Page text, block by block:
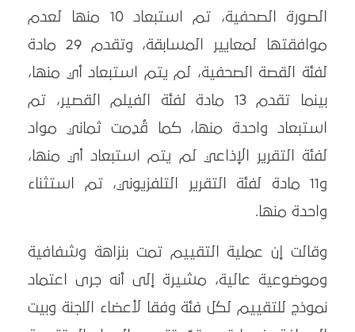
الصورة الصحفية، تم استبعاد 10 منها لعدم
موافقتها لمعايير المسابقة، وتقدم 29 مادة
لفئة القصة الصحفية، لم يتم استبعاد أي منها،
بينما تقدم 13 مادة لفئة الفيلم القصير، تم
استبعاد واحدة منها، كما قُدِمت ثماني مواد
لفئة التقرير الإذاعي لم يتم استبعاد أي منها،
و11 مادة لفئة التقرير التلفزيوني، تم استثناء
واحدة منها.
وقالت إن عملية التقييم تمت بنزاهة وشفافية
وموضوعية عالية، مشيرة إلى أنه جرى اعتماد
نموذج للتقييم لكل فئة وفقا لأعضاء اللجنة وبيت